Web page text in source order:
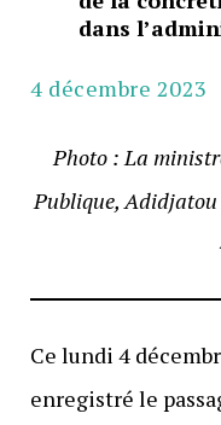
dans
4 décembre 2023
Photo : La
Publique,
Ce lundi 4
enregistré le